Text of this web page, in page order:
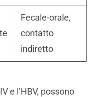
Fecale-orale,
contatto
indiretto
e l’HBV, possono